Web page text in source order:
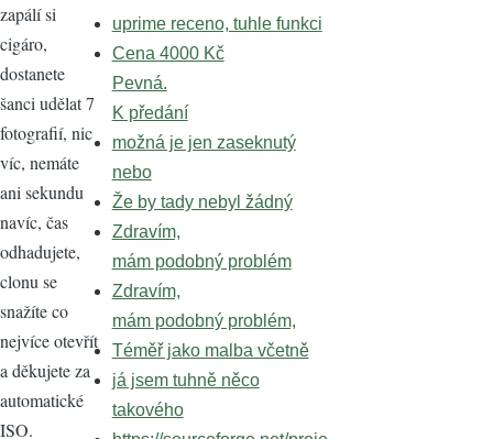
zapálí si
cigáro,
dostanete
šanci udělat 7
fotografií, nic
víc, nemáte
ani sekundu
navíc, čas
odhadujete,
clonu se
snažíte co
nejvíce otevřít
a děkujete za
automatické
ISO.
uprime receno, tuhle funkci
Cena 4000 Kč
Pevná.
K předání
možná je jen zaseknutý
nebo
Že by tady nebyl žádný
Zdravím,
mám podobný problém
Zdravím,
mám podobný problém,
Téměř jako malba včetně
já jsem tuhně něco
takového